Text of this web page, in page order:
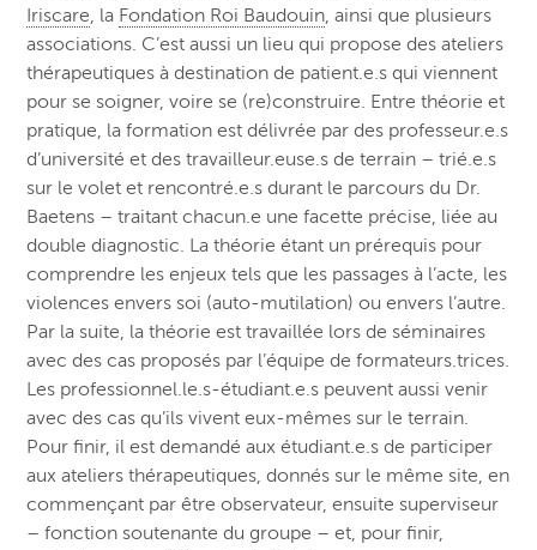
Iriscare, la Fondation Roi Baudouin, ainsi que plusieurs
associations. C’est aussi un lieu qui propose des ateliers
thérapeutiques à destination de patient.e.s qui viennent
pour se soigner, voire se (re)construire. Entre théorie et
pratique, la formation est délivrée par des professeur.e.s
d’université et des travailleur.euse.s de terrain – trié.e.s
sur le volet et rencontré.e.s durant le parcours du Dr.
Baetens – traitant chacun.e une facette précise, liée au
double diagnostic. La théorie étant un prérequis pour
comprendre les enjeux tels que les passages à l’acte, les
violences envers soi (auto-mutilation) ou envers l’autre.
Par la suite, la théorie est travaillée lors de séminaires
avec des cas proposés par l’équipe de formateurs.trices.
Les professionnel.le.s-étudiant.e.s peuvent aussi venir
avec des cas qu’ils vivent eux-mêmes sur le terrain.
Pour finir, il est demandé aux étudiant.e.s de participer
aux ateliers thérapeutiques, donnés sur le même site, en
commençant par être observateur, ensuite superviseur
– fonction soutenante du groupe – et, pour finir,